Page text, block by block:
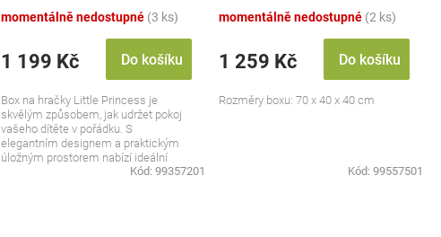
momentálně nedostupné (3 ks)
1 199 Kč Do košíku
Box na hračky Little Princess je
skvělým způsobem, jak udržet pokoj
vašeho dítěte v pořádku. S
elegantním designem a praktickým
úložným prostorem nabízí ideální
Kód: 99357201
momentálně nedostupné (2 ks)
1 259 Kč Do košíku
Rozměry boxu: 70 x 40 x 40 cm
Kód: 99557501